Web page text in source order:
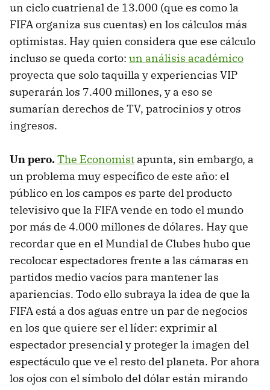
un ciclo cuatrienal de 13.000 (que es como la
FIFA organiza sus cuentas) en los cálculos más
optimistas. Hay quien considera que ese cálculo
incluso se queda corto: un análisis académico
proyecta que solo taquilla y experiencias VIP
superarán los 7.400 millones, y a eso se
sumarían derechos de TV, patrocinios y otros
ingresos.
Un pero.The Economist apunta, sin embargo, a
un problema muy específico de este año: el
público en los campos es parte del producto
televisivo que la FIFA vende en todo el mundo
por más de 4.000 millones de dólares. Hay que
recordar que en el Mundial de Clubes hubo que
recolocar espectadores frente a las cámaras en
partidos medio vacíos para mantener las
apariencias. Todo ello subraya la idea de que la
FIFA está a dos aguas entre un par de negocios
en los que quiere ser el líder: exprimir al
espectador presencial y proteger la imagen del
espectáculo que ve el resto del planeta. Por ahora
los ojos con el símbolo del dólar están mirando